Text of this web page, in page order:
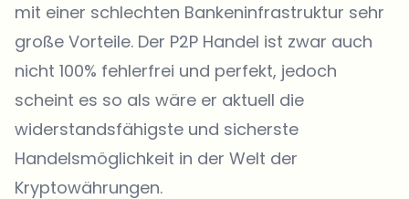
mit einer schlechten Bankeninfrastruktur sehr
große Vorteile. Der P2P Handel ist zwar auch
nicht 100% fehlerfrei und perfekt, jedoch
scheint es so als wäre er aktuell die
widerstandsfähigste und sicherste
Handelsmöglichkeit in der Welt der
Kryptowährungen.